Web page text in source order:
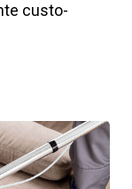
custo-